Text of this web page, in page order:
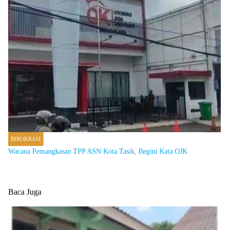
BIROKRASI
Wacana Pemangkasan TPP ASN Kota Tasik, Begini Kata OJK
Baca Juga